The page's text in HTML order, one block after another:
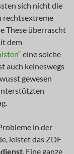
sich nicht die
rechtsextreme
These überrascht
dem
eine solche
auch keineswegs
gewesen
in der
leistet das ZDF
. Eine ganze